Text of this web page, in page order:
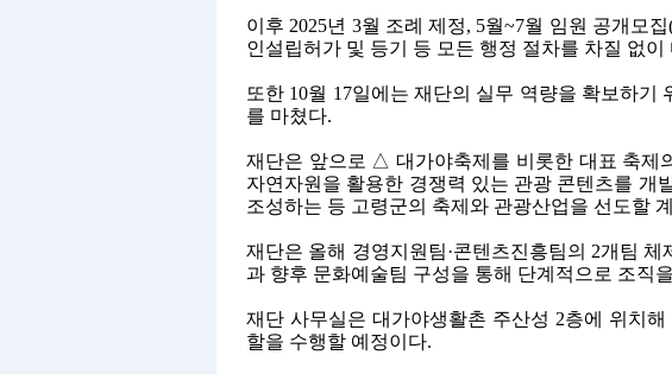
이후 2025년 3월 조례 제정, 5월~7월 임원 공개모집
인설립허가 및 등기 등 모든 행정 절차를 차질 없이
또한 10월 17일에는 재단의 실무 역량을 확보하기
를 마쳤다.
재단은 앞으로 △대가야축제를 비롯한 대표 축제
자연자원을 활용한 경쟁력 있는 관광 콘텐츠를 개
조성하는 등 고령군의 축제와 관광산업을 선도할
재단은 올해 경영지원팀·콘텐츠진흥팀의 2개팀 체
과 향후 문화예술팀 구성을 통해 단계적으로 조직
재단 사무실은 대가야생활촌 주산성 2층에 위치해
할을 수행할 예정이다.